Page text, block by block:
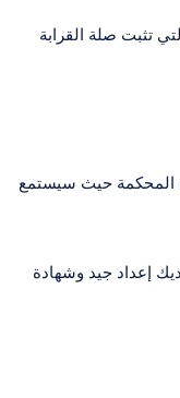
تثبت صلة القرابة
المحكمة حيث سيستمع
إعداد جيد وشهادة